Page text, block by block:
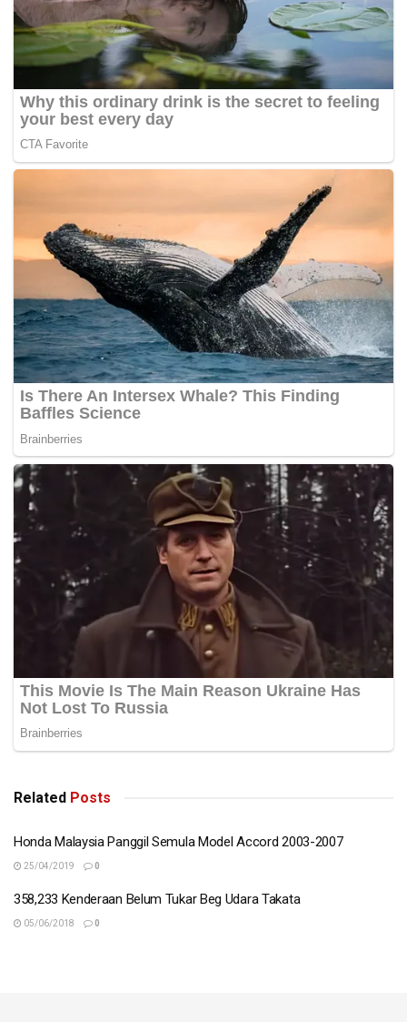
Related Posts
Honda Malaysia Panggil Semula Model Accord 2003-2007
25/04/2019 0
358,233 Kenderaan Belum Tukar Beg Udara Takata
05/06/2018 0